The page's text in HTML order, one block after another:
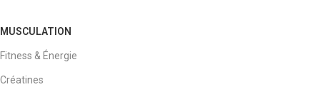
MUSCULATION
Fitness & Énergie
Créatines